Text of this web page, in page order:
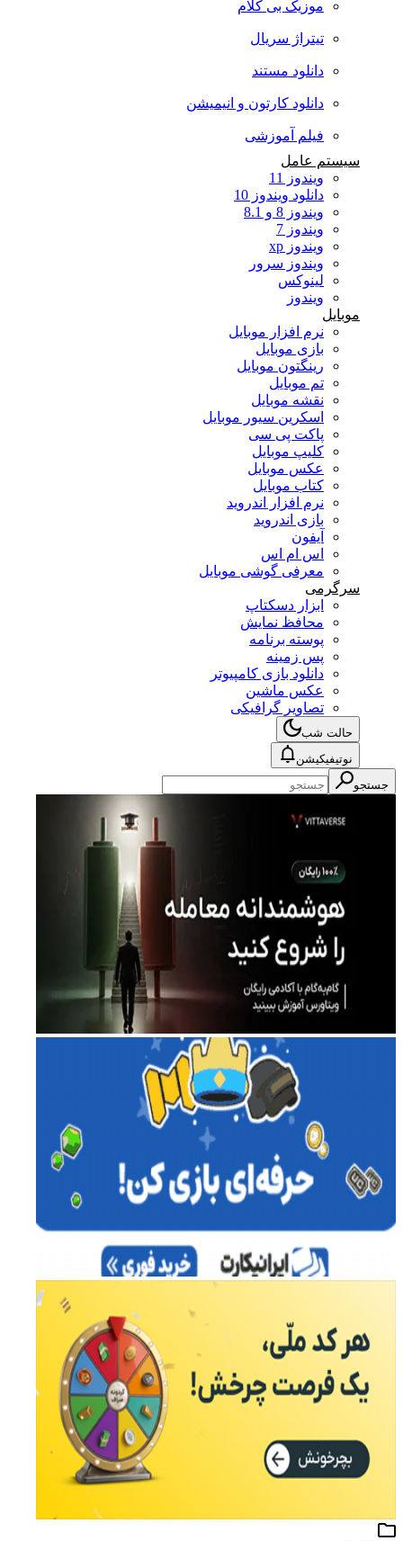
موزیک بی کلام
تیتراژ سریال
دانلود مستند
دانلود کارتون و انیمیشن
فیلم آموزشی
سیستم عامل
ویندوز 11
دانلود ویندوز 10
ویندوز 8 و 8.1
ویندوز 7
ویندوز xp
ویندوز سرور
لینوکس
ویندوز
موبایل
نرم افزار موبایل
بازی موبایل
رینگتون موبایل
تم موبایل
نقشه موبایل
اسکرین سیور موبایل
پاکت پی سی
کلیپ موبایل
عکس موبایل
کتاب موبایل
نرم افزار اندروید
بازی اندروید
آیفون
اس ام اس
معرفی گوشی موبایل
سرگرمی
ابزار دسکتاپ
محافظ نمایش
پوسته برنامه
پس زمینه
دانلود بازی کامپیوتر
عکس ماشین
تصاویر گرافیکی
حالت شب
نوتیفیکیشن
جستجو